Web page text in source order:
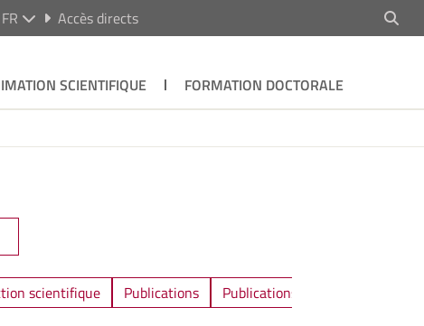
FR Accès directs
SCIENTIFIQUE
FORMATION DOCTORALE
scientifique Publications
Publications / Communications